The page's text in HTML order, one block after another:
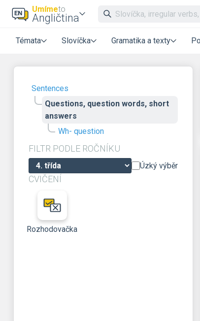
Umímeto
Angličtina
Témata Slovíčka Gramatika a texty
Sentences
Questions, question words, short
answers
Wh- question
FILTR PODLE ROČNÍKU
Úzký výběr
CVIČENÍ
Rozhodovačka